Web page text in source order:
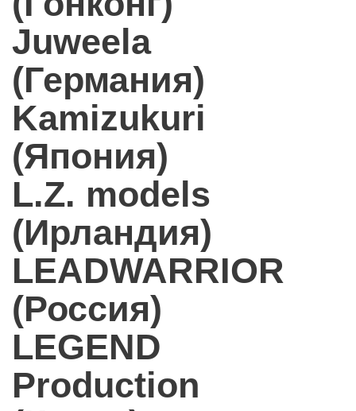
Juweela
(Германия)
Kamizukuri
(Япония)
L.Z. models
(Ирландия)
LEADWARRIOR
(Россия)
LEGEND
Production